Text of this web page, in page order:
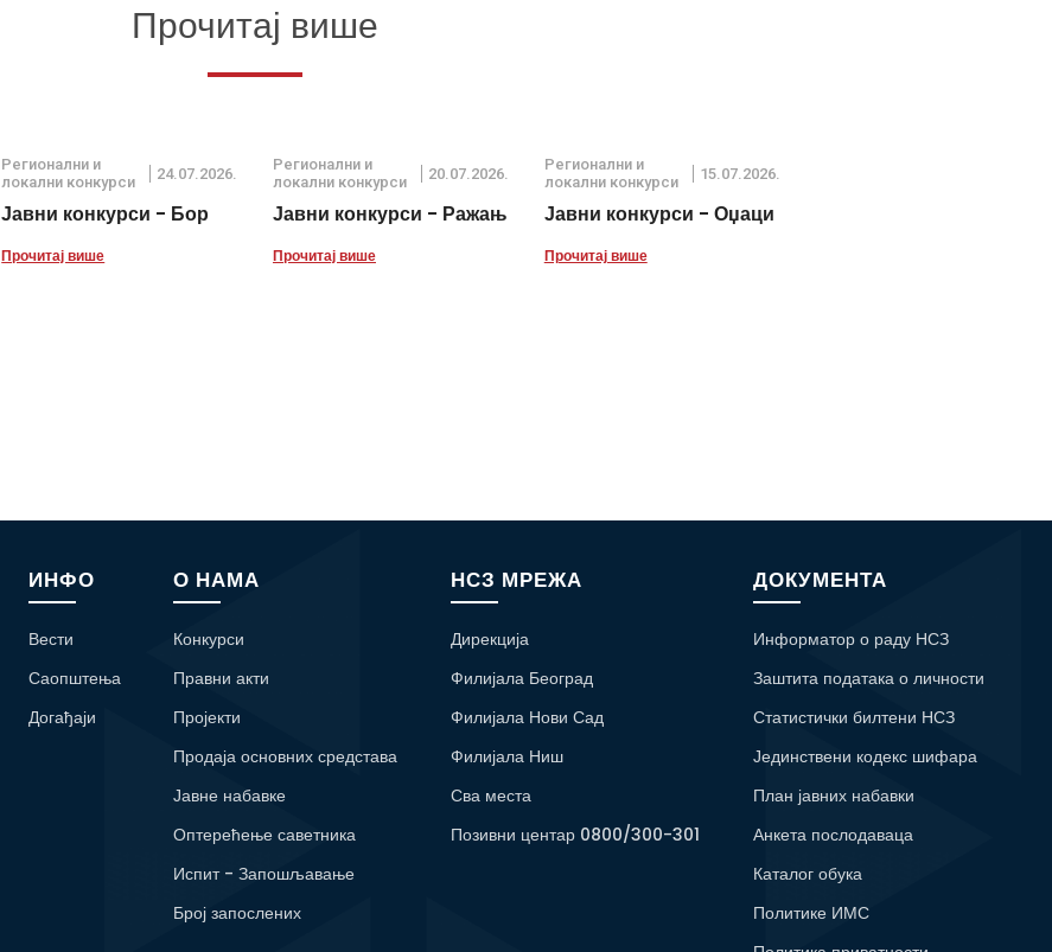
Прочитај више
Регионални и
локални конкурси
24.07.2026.
Јавни конкурси - Бор
Прочитај више
Регионални и
локални конкурси
20.07.2026.
Јавни конкурси - Ражањ
Прочитај више
Регионални и
локални конкурси
15.07.2026.
Јавни конкурси - Оџаци
Прочитај више
ИНФО
Вести
Саопштења
Догађаји
О НАМА
Конкурси
Правни акти
Пројекти
Продаја основних средстава
Јавне набавке
Оптерећење саветника
Испит - Запошљавање
Број запослених
НСЗ МРЕЖА
Дирекција
Филијала Београд
Филијала Нови Сад
Филијала Ниш
Сва места
Позивни центар 0800/300-301
ДОКУМЕНТА
Информатор о раду НСЗ
Заштита података о личности
Статистички билтени НСЗ
Јединствени кодекс шифара
План јавних набавки
Анкета послодаваца
Каталог обука
Политике ИМС